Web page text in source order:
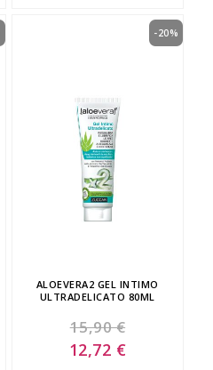
ALOEVERA2 GEL INTIMO
ULTRADELICATO 80ML
15,90 €
-20%
Special
Price
12,72 €